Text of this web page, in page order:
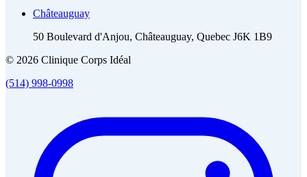
Châteauguay
50 Boulevard d'Anjou, Châteauguay, Quebec J6K 1B9
© 2026 Clinique Corps Idéal
(514) 998-0998